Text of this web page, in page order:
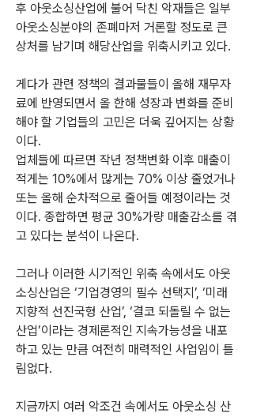
후 아웃소싱산업에 불어 닥친 악재들은 일부
아웃소싱분야의 존폐마저 거론할 정도로 큰
상처를 남기며 해당산업을 위축시키고 있다.
게다가 관련 정책의 결과물들이 올해 재무자
료에 반영되면서 올 한해 성장과 변화를 준비
해야 할 기업들의 고민은 더욱 깊어지는 상황
이다.
업체들에 따르면 작년 정책변화 이후 매출이
적게는 10%에서 많게는 70% 이상 줄었거나
또는 올해 순차적으로 줄어들 예정이라는 것
이다. 종합하면 평균 30%가량 매출감소를 겪
고 있다는 분석이 나온다.
그러나 이러한 시기적인 위축 속에서도 아웃
소싱산업은 ‘기업경영의 필수 선택지’, ‘미래
지향적 선진국형 산업’, ‘결코 되돌릴 수 없는
산업’이라는 경제론적인 지속가능성을 내포
하고 있는 만큼 여전히 매력적인 사업임이 틀
림없다.
지금까지 여러 악조건 속에서도 아웃소싱 산